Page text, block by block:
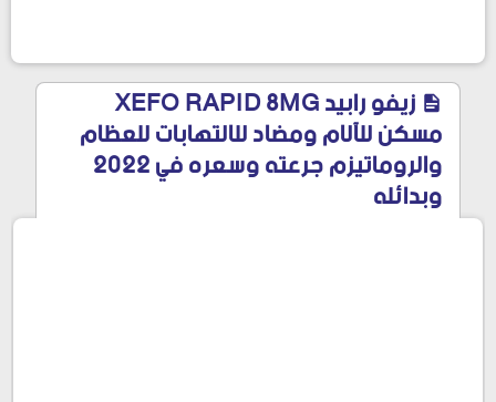
زيفو رابيد XEFO RAPID 8MG
مسكن للآلام ومضاد للالتهابات للعظام
والروماتيزم جرعته وسعره في 2022
وبدائله